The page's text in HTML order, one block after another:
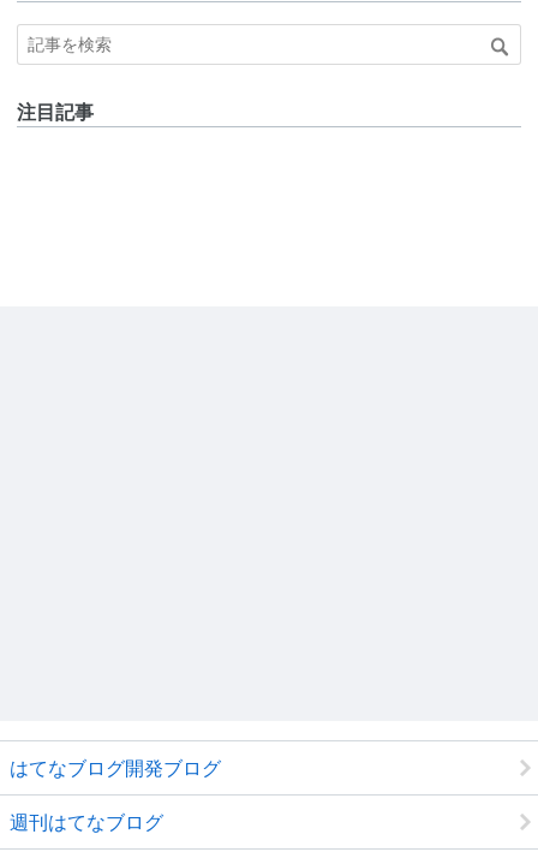
注目記事
はてなブログ開発ブログ
週刊はてなブログ